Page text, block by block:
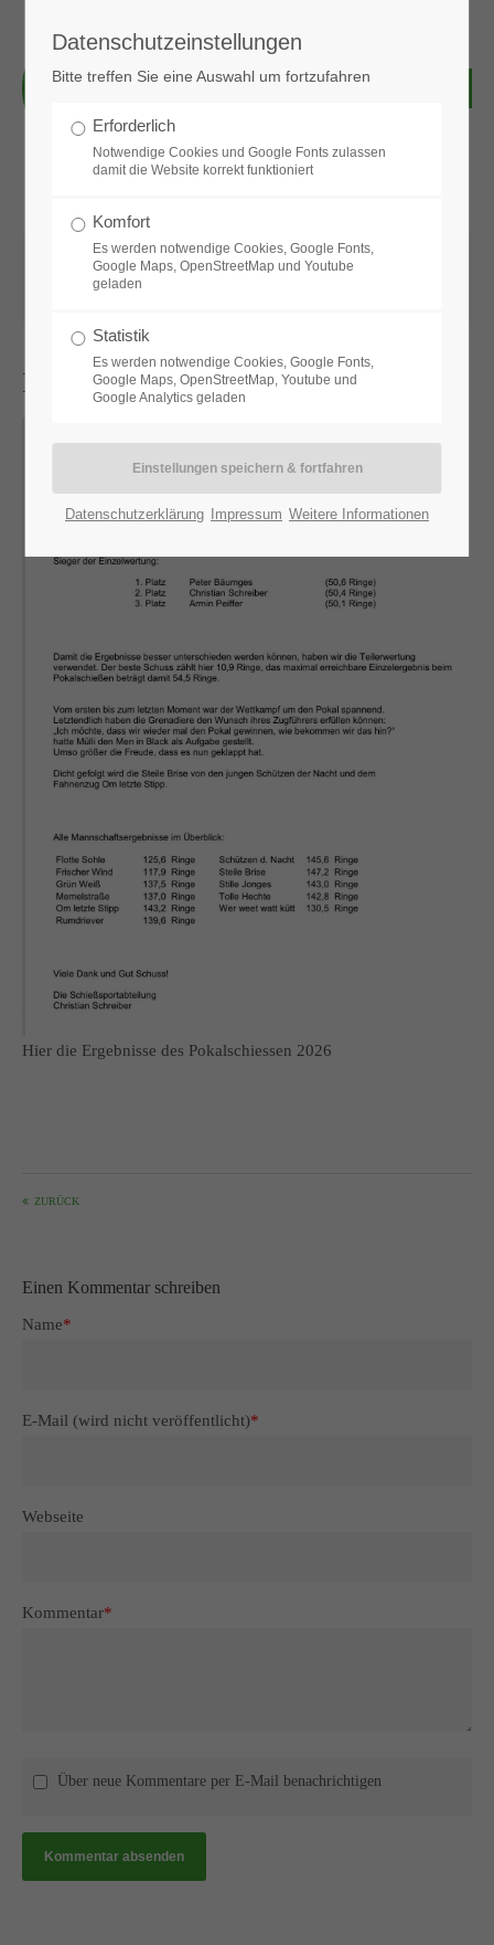
Anmelden
|Lost your password?
Lorem ipsum dolor sit amet:
/ 365days
We offer support for our customers
Get in touch
Cybersteel Inc.
San Francisco, CA 94102
Have any questions?
+44 1234 567 890
Drop us a line
info@yourdomain.com
About us
ridiculus mus. Donec quam felis, ultricies nec.
01.06.2026 16:01 von Bettina Kröppel (Kommentare: 0)
Pokalschiessen
Hier die Ergebnisse des Pokalschiessen 2026
ZURÜCK
Einen Kommentar schreiben
Name*
E-Mail (wird nicht veröffentlicht)*
Webseite
Kommentar*
Über neue Kommentare per E-Mail benachrichtigen
Kommentar absenden
Datenschutzeinstellungen
Bitte treffen Sie eine Auswahl um fortzufahren
Erforderlich
Notwendige Cookies und Google Fonts zulassen
damit die Website korrekt funktioniert
Komfort
Es werden notwendige Cookies, Google Fonts,
Google Maps, OpenStreetMap und Youtube
geladen
Statistik
Es werden notwendige Cookies, Google Fonts,
Google Maps, OpenStreetMap, Youtube und
Google Analytics geladen
Datenschutzerklärung Impressum Weitere Informationen